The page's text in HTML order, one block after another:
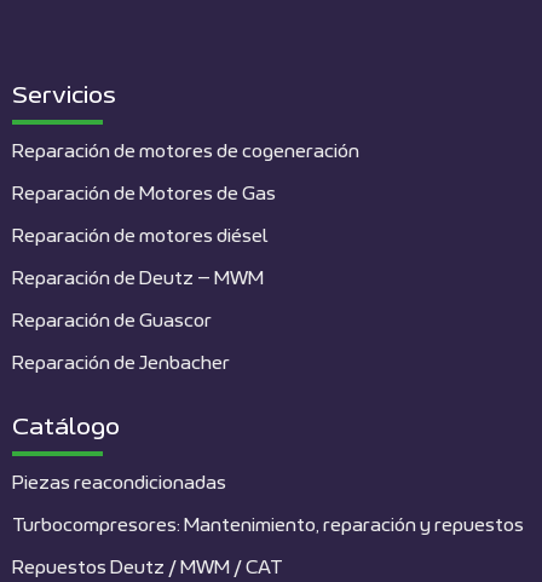
Servicios
Reparación de motores de cogeneración
Reparación de Motores de Gas
Reparación de motores diésel
Reparación de Deutz – MWM
Reparación de Guascor
Reparación de Jenbacher
Catálogo
Piezas reacondicionadas
Turbocompresores: Mantenimiento, reparación y repuestos
Repuestos Deutz / MWM / CAT